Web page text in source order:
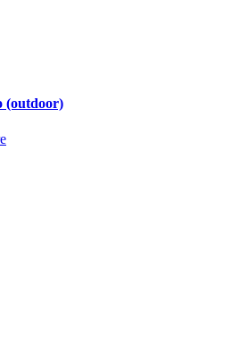
(outdoor)